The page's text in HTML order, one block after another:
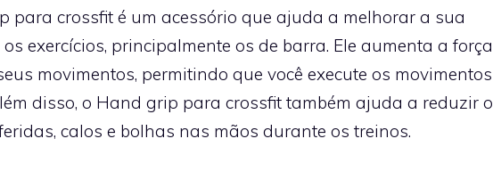
para crossfit é um acessório que ajuda a melhorar a sua
exercícios, principalmente os de barra. Ele aumenta a força
movimentos, permitindo que você execute os movimentos
disso, o Hand grip para crossfit também ajuda a reduzir o
calos e bolhas nas mãos durante os treinos.